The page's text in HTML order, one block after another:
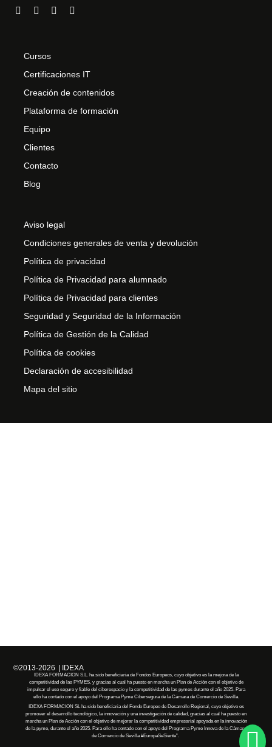
Cursos
Certificaciones IT
Creación de contenidos
Plataforma de formación
Equipo
Clientes
Contacto
Blog
Aviso legal
Condiciones generales de venta y devolución
Política de privacidad
Política de Privacidad para alumnado
Política de Privacidad para clientes
Seguridad y Seguridad de la Información
Política de Gestión de la Calidad
Política de cookies
Declaración de accesibilidad
Mapa del sitio
©2013-2026 | IDEXA
IDEXA FORMACION S.L. ha sido beneficiaria de Fondos Europeos, cuyo objetivo es la mejora de la
competitividad de las PYMES, y gracias al cual ha puesto en marcha un Plan de Acción con el objetivo de
impulsar el uso seguro y fiable del ciberespacio y la competitividad de las pymes durante el año 2025. Para
ello ha contado con el apoyo del Programa Pyme Cibersegura de la Cámara de Comercio de Sevilla.
IDEXA FORMACION SL ha sido beneficiariadel Fondo Europeo de Desarrollo Regional, cuyo objetivo es
promover el desarrollo tecnológico, la innovación y una investigación de calidad, gracias al cual hapuesto en
marcha un Plan de Acción con el objetivo de mejorar la competitividad empresarial apoyada en la innovación
de la pyme, durante el año 2025. Para ello hacontado con el apoyo del Programa Pyme Innova de la Cámara
de Comercio de Sevilla#EuropaSeSiente”.